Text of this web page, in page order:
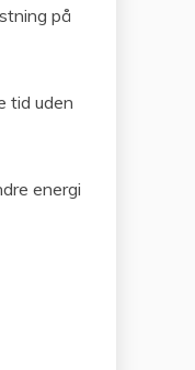
på
tid uden
energi